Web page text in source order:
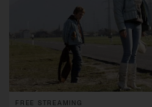
FREE STREAMING